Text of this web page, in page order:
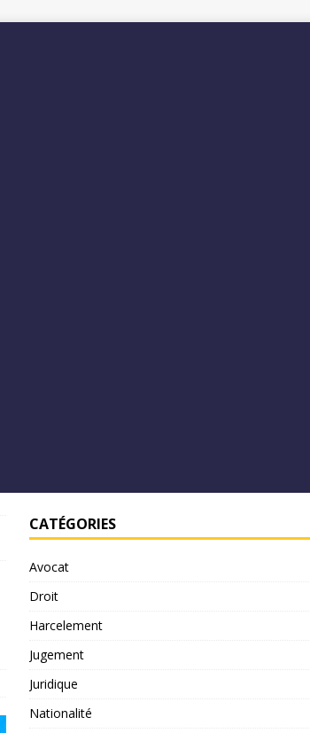
CATÉGORIES
Avocat
Droit
Harcelement
Jugement
Juridique
Nationalité